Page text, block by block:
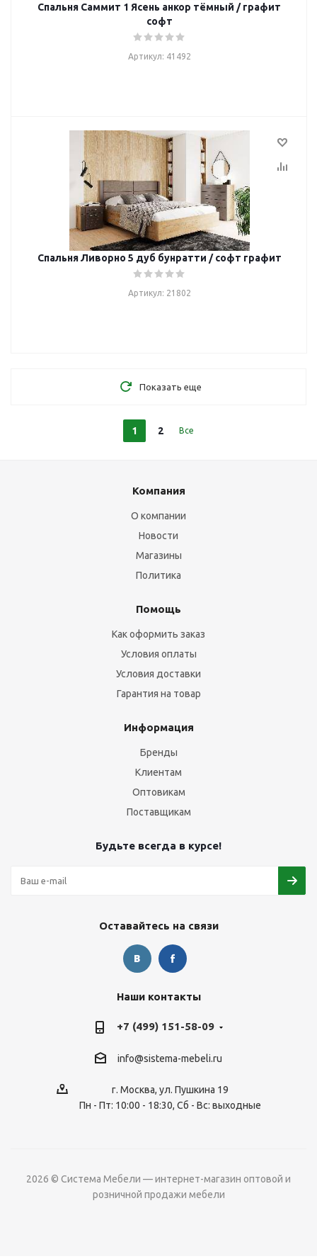
Спальня Саммит 1 Ясень анкор тёмный / графит
софт
Артикул: 41492
Спальня Ливорно 5 дуб бунратти / софт графит
Артикул: 21802
Показать еще
1 2 Все
Компания
О компании
Новости
Магазины
Политика
Помощь
Как оформить заказ
Условия оплаты
Условия доставки
Гарантия на товар
Информация
Бренды
Клиентам
Оптовикам
Поставщикам
Будьте всегда в курсе!
Оставайтесь на связи
Наши контакты
+7 (499) 151-58-09
info@sistema-mebeli.ru
г. Москва, ул. Пушкина 19
Пн - Пт: 10:00 - 18:30, Сб - Вс: выходные
2026 © Система Мебели — интернет-магазин оптовой и
розничной продажи мебели